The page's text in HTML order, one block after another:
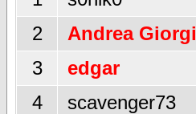
2
Andrea Giorgi
3
edgar
4
scavenger73